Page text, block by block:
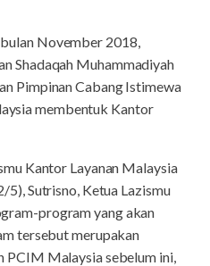
bulan November 2018,
Shadaqah Muhammadiyah
Pimpinan Cabang Istimewa
membentuk Kantor
Kantor Layanan Malaysia
5), Sutrisno, Ketua Lazismu
program yang akan
tersebut merupakan
PCIM Malaysia sebelum ini,